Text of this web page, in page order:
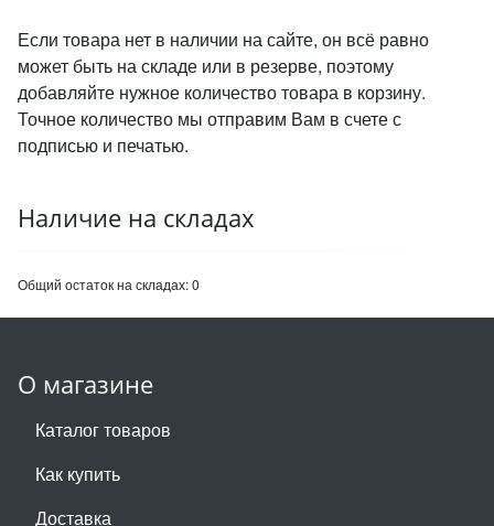
Если товара нет в наличии на сайте, он всё равно
может быть на складе или в резерве, поэтому
добавляйте нужное количество товара в корзину.
Точное количество мы отправим Вам в счете с
подписью и печатью.
Наличие на складах
Общий остаток на складах:0
О магазине
Каталог товаров
Как купить
Доставка